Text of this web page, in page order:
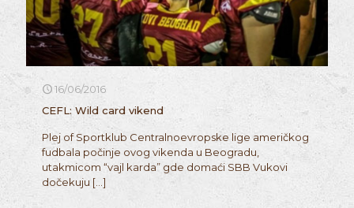
16/06/2016
CEFL: Wild card vikend
Plej of Sportklub Centralnoevropske lige američkog
fudbala počinje ovog vikenda u Beogradu,
utakmicom “vajl karda” gde domaći SBB Vukovi
dočekuju […]